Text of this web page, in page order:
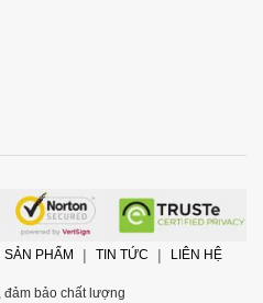
SẢN PHẨM TIN TỨC LIÊN HỆ
đảm bảo chất lượng